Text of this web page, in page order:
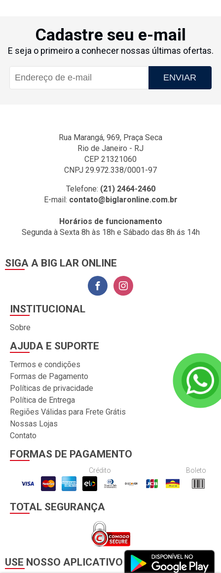
Cadastre seu e-mail
E seja o primeiro a conhecer nossas últimas ofertas.
ENVIAR
Rua Marangá, 969, Praça Seca
Rio de Janeiro - RJ
CEP 21321060
CNPJ 29.972.338/0001-97
Telefone: (21) 2464-2460
E-mail: contato@biglaronline.com.br
Horários de funcionamento
Segunda à Sexta 8h às 18h e Sábado das 8h ás 14h
SIGA A BIG LAR ONLINE
INSTITUCIONAL
Sobre
AJUDA E SUPORTE
Termos e condições
Formas de Pagamento
Políticas de privacidade
Política de Entrega
Regiões Válidas para Frete Grátis
Nossas Lojas
Contato
FORMAS DE PAGAMENTO
Crédito Boleto
TOTAL SEGURANÇA
USE NOSSO APLICATIVO